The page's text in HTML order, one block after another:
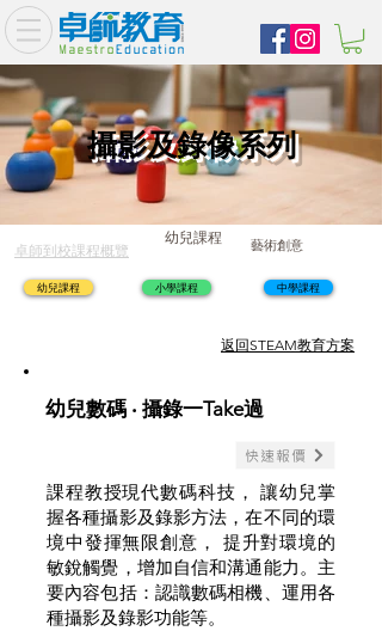
攝影及錄像系列
卓師到校課程概覽 藝術創意
幼兒課程
幼兒課程 小學課程 中學課程
​返回STEAM教育方案
幼兒數碼 ‧ 攝錄一Take過
快速報價
課程教授現代數碼科技， 讓幼兒掌
握各種攝影及錄影方法，在不同的環
境中發揮無限創意， 提升對環境的
敏銳觸覺，增加自信和溝通能力。主
要內容包括：認識數碼相機、運用各
種攝影及錄影功能等。